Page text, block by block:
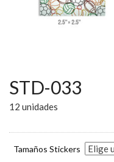
STD-033
12 unidades
Tamaños Stickers